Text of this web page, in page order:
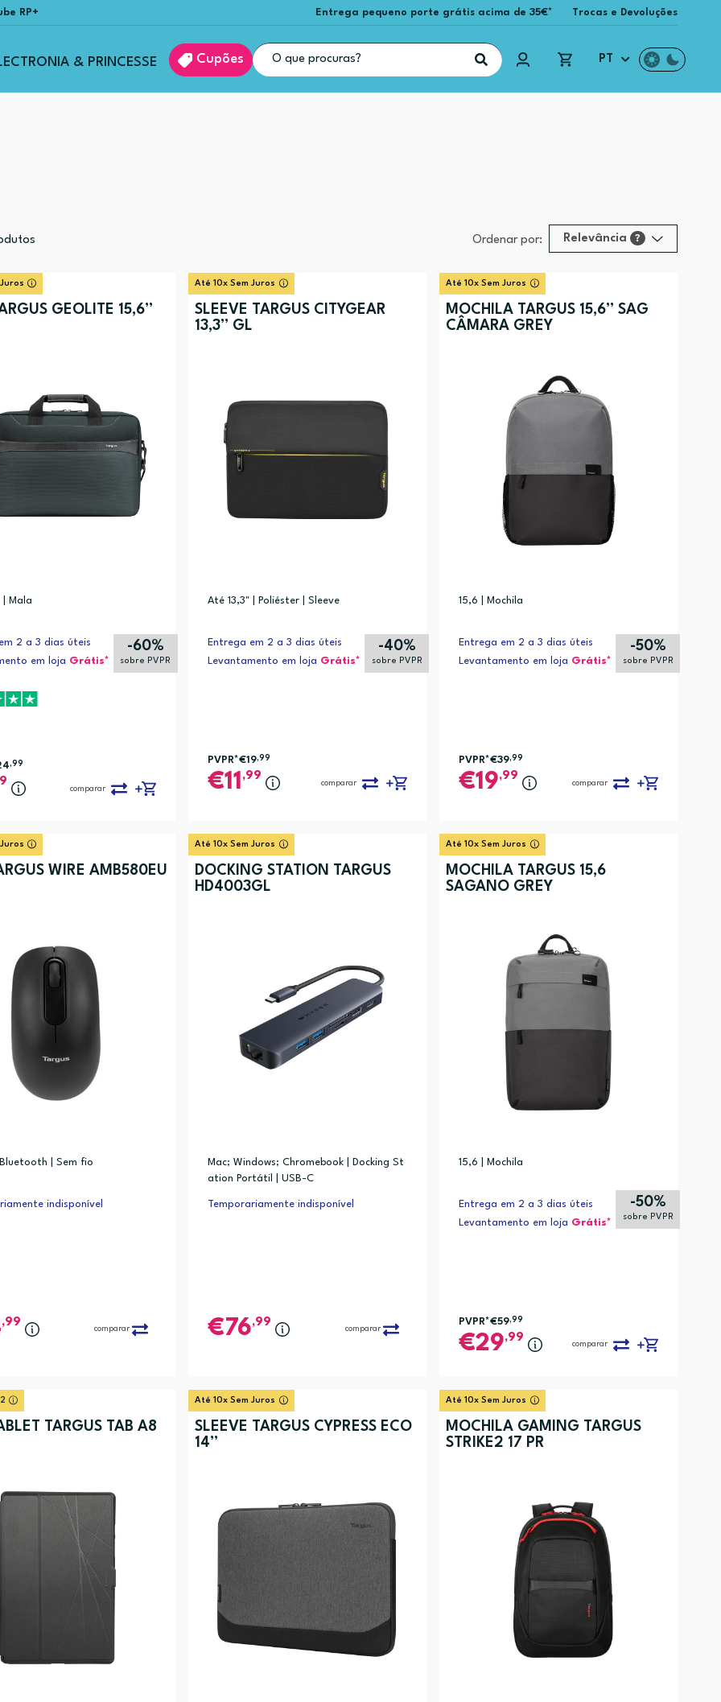
RP+ Entrega pequeno porte grátis acima de 35€* Trocas e Devoluções
& PRINCESSE Cupões PT
Surface Studio 2, Surface Laptop 1a gen, Surface Laptop 2, Surface Laptop 3, Surface Go, Surface Pro 3, Surface Pro 4, Surface Pro 5a gen,
Ordenar por: Relevância ?
Alfabética (Z-A)
GEOLITE 15,6”
| Mala
2 a 3 dias úteis
em loja Grátis*
-60%
sobre PVPR
,99
comparar
Até 10x Sem Juros
SLEEVE TARGUS CITYGEAR
13,3” GL
Até 13,3" | Poliéster | Sleeve
Entrega em 2 a 3 dias úteis
Levantamento em loja Grátis*
-40%
sobre PVPR
PVPR*€19,99
11 ,99
comparar
Até 10x Sem Juros
MOCHILA TARGUS 15,6” SAG
CÂMARA GREY
15,6 | Mochila
Entrega em 2 a 3 dias úteis
Levantamento em loja Grátis*
-50%
sobre PVPR
PVPR*€39,99
19,99
comparar
WIRE AMB580EU
| Sem fio
indisponível
,99
comparar
Até 10x Sem Juros
DOCKING STATION TARGUS
HD4003GL
Mac; Windows; Chromebook | Docking St
ation Portátil | USB-C
Temporariamente indisponível
76,99
comparar
Até 10x Sem Juros
MOCHILA TARGUS 15,6
SAGANO GREY
15,6 | Mochila
Entrega em 2 a 3 dias úteis
Levantamento em loja Grátis*
-50%
sobre PVPR
PVPR*€59,99
29,99
comparar
TARGUS TAB A8
Até 10x Sem Juros
SLEEVE TARGUS CYPRESS ECO
14”
Até 10x Sem Juros
MOCHILA GAMING TARGUS
STRIKE2 17 PR